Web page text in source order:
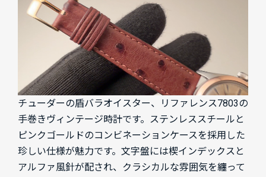
チューダーの盾バラオイスター、リファレンス7803の
手巻きヴィンテージ時計です。ステンレススチールと
ピンクゴールドのコンビネーションケースを採用した
珍しい仕様が魅力です。文字盤には楔インデックスと
アルファ風針が配され、クラシカルな雰囲気を纏って